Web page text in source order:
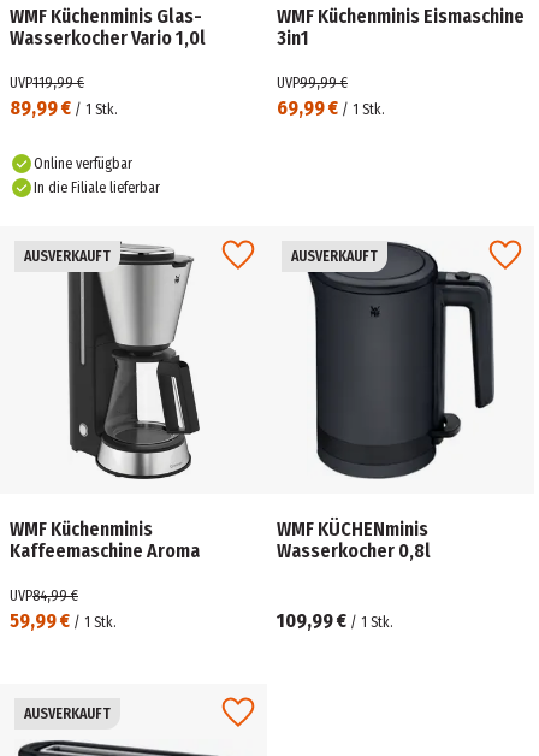
WMF Küchenminis Glas-
Wasserkocher Vario 1,0l
89,99 € / 1 Stk.
UVP119,99 €
Online verfügbar
In die Filiale lieferbar
WMF Küchenminis Eismaschine
3in1
69,99 € / 1 Stk.
UVP99,99 €
AUSVERKAUFT
WMF Küchenminis
Kaffeemaschine Aroma
59,99 € / 1 Stk.
UVP84,99 €
AUSVERKAUFT
WMF KÜCHENminis
Wasserkocher 0,8l
109,99 € / 1 Stk.
AUSVERKAUFT